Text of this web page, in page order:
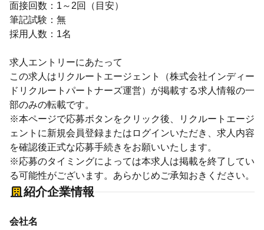
面接回数：1～2回（目安）
筆記試験：無
採用人数：1名
求人エントリーにあたって
この求人はリクルートエージェント（株式会社インディー
ドリクルートパートナーズ運営）が掲載する求人情報の一
部のみの転載です。
※本ページで応募ボタンをクリック後、リクルートエージ
ェントに新規会員登録またはログインいただき、求人内容
を確認後正式な応募手続きをお願いいたします。
※応募のタイミングによっては本求人は掲載を終了してい
る可能性がございます。あらかじめご承知おきください。
紹介企業情報
会社名